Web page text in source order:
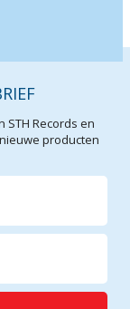
Records en
producten